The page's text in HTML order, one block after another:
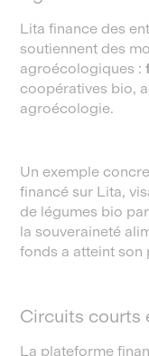
Lita finance des
soutiennent des
agroécologiques :
coopératives bio,
agroécologie.
Un exemple
financé sur Lita,
de légumes bio
la souveraineté
fonds a atteint son
Circuits courts
La plateforme